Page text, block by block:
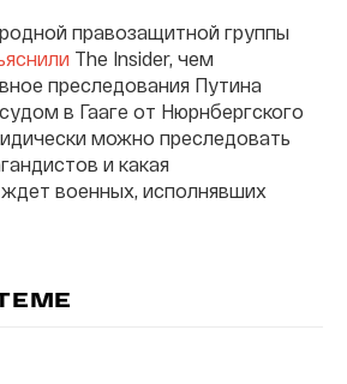
правозащитной группы
The Insider, чем
преследования Путина
в Гааге от Нюрнбергского
можно преследовать
и какая
военных, исполнявших